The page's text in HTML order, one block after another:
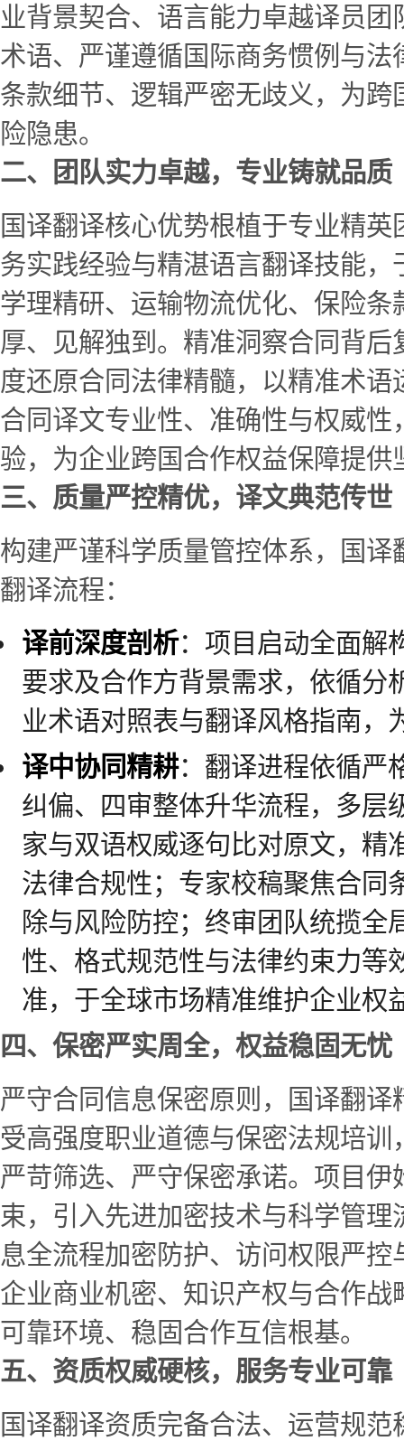
业背景契合、语言能力卓越译员
术语、严谨遵循国际商务惯例与
条款细节、逻辑严密无歧义，为
险隐患。
二、团队实力卓越，专业铸就品质
国译翻译核心优势根植于专业精
务实践经验与精湛语言翻译技能
学理精研、运输物流优化、保险
厚、见解独到。精准洞察合同背
度还原合同法律精髓，以精准术
合同译文专业性、准确性与权威
验，为企业跨国合作权益保障提
三、质量严控精优，译文典范传世
构建严谨科学质量管控体系，国
翻译流程：
译前深度剖析：项目启动全面解
要求及合作方背景需求，依循分
业术语对照表与翻译风格指南，
译中协同精耕：翻译进程依循严
纠偏、四审整体升华流程，多层
家与双语权威逐句比对原文，精
法律合规性；专家校稿聚焦合同
除与风险防控；终审团队统揽
性、格式规范性与法律约束力等
准，于全球市场精准维护企业权
四、保密严实周全，权益稳固无忧
严守合同信息保密原则，国译翻
受高强度职业道德与保密法规培
严苛筛选、严守保密承诺。项目
束，引入先进加密技术与科学管
息全流程加密防护、访问权限严
企业商业机密、知识产权与合作
可靠环境、稳固合作互信根基。
五、资质权威硬核，服务专业可靠
国译翻译资质完备合法、运营规